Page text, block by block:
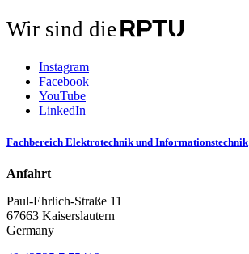
Wir sind die
Instagram
Facebook
YouTube
LinkedIn
Fachbereich Elektrotechnik und Informationstechnik
Anfahrt
Paul-Ehrlich-Straße 11
67663 Kaiserslautern
Germany